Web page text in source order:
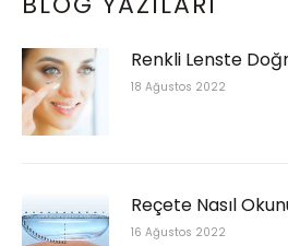
Renkli Lenste
18 Ağustos 2022
Reçete Nasıl
16 Ağustos 2022